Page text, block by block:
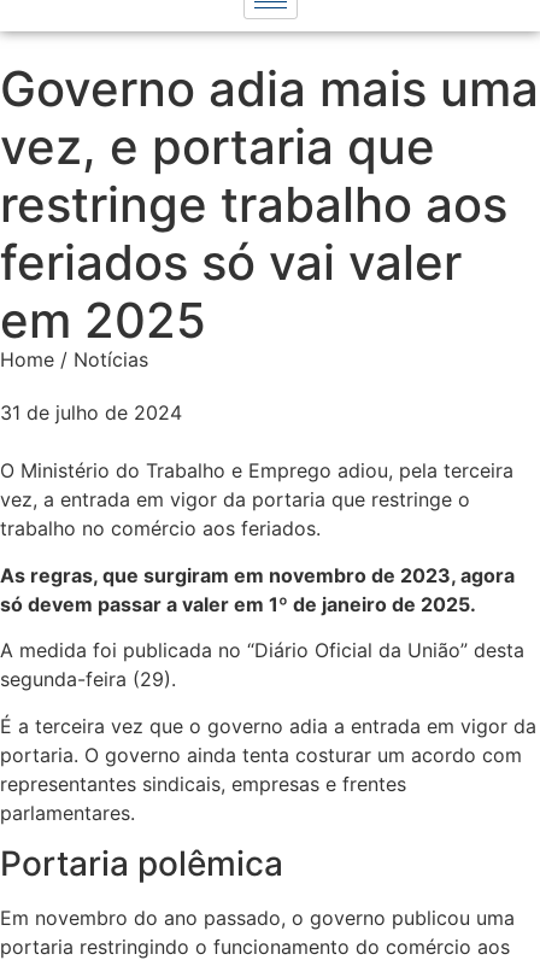
Governo adia mais uma
vez, e portaria que
restringe trabalho aos
feriados só vai valer
em 2025
Home / Notícias
31 de julho de 2024
O Ministério do Trabalho e Emprego adiou, pela terceira
vez, a entrada em vigor da portaria que restringe o
trabalho no comércio aos feriados.
As regras, que surgiram em novembro de 2023, agora
só devem passar a valer em 1º de janeiro de 2025.
A medida foi publicada no “Diário Oficial da União” desta
segunda-feira (29).
É a terceira vez que o governo adia a entrada em vigor da
portaria. O governo ainda tenta costurar um acordo com
representantes sindicais, empresas e frentes
parlamentares.
Portaria polêmica
Em novembro do ano passado, o governo publicou uma
portaria restringindo o funcionamento do comércio aos